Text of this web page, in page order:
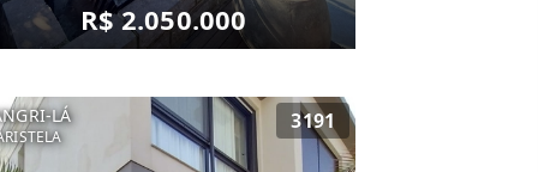
R$ 2.050.000
LÁ 3191